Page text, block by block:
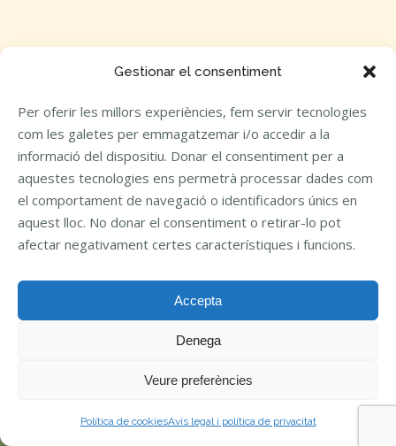
Gestionar el consentiment
Per oferir les millors experiències, fem servir tecnologies
com les galetes per emmagatzemar i/o accedir a la
informació del dispositiu. Donar el consentiment per a
aquestes tecnologies ens permetrà processar dades com
el comportament de navegació o identificadors únics en
aquest lloc. No donar el consentiment o retirar-lo pot
afectar negativament certes característiques i funcions.
Accepta
Denega
Veure preferències
Política de cookiesAvís legal i política de privacitat